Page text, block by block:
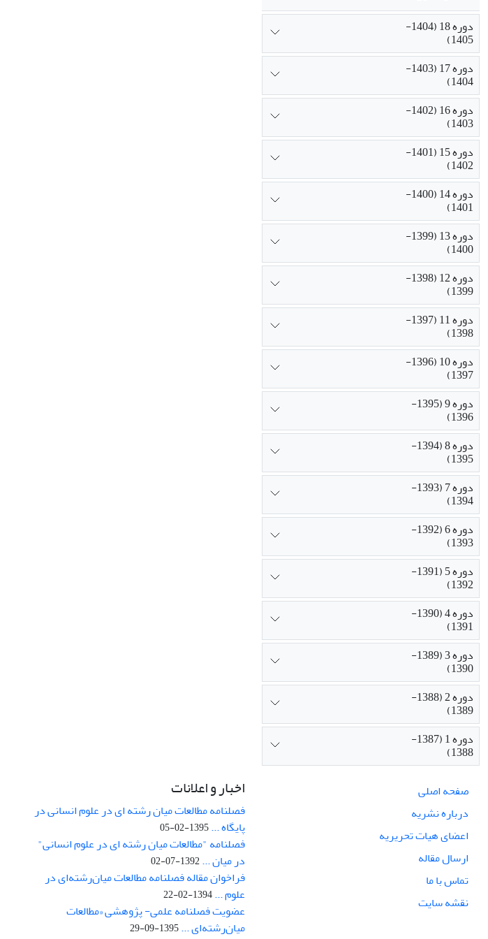
دوره 18 (1404-
1405)
دوره 17 (1403-
1404)
دوره 16 (1402-
1403)
دوره 15 (1401-
1402)
دوره 14 (1400-
1401)
دوره 13 (1399-
1400)
دوره 12 (1398-
1399)
دوره 11 (1397-
1398)
دوره 10 (1396-
1397)
دوره 9 (1395-
1396)
دوره 8 (1394-
1395)
دوره 7 (1393-
1394)
دوره 6 (1392-
1393)
دوره 5 (1391-
1392)
دوره 4 (1390-
1391)
دوره 3 (1389-
1390)
دوره 2 (1388-
1389)
دوره 1 (1387-
1388)
صفحه اصلی
درباره نشریه
اعضای هیات تحریریه
ارسال مقاله
تماس با ما
نقشه سایت
اخبار و اعلانات
فصلنامه مطالعات میان رشته ای در علوم انسانی در
پایگاه ...1395-02-05
فصلنامه "مطالعات میان رشته ای در علوم انسانی"
در میان ...1392-07-02
فراخوان مقاله فصلنامه مطالعات میان‌رشته‌ای در
علوم ...1394-02-22
عضویت فصلنامه علمی- پژوهشی «مطالعات
میان‌رشته‌ای ...1395-09-29